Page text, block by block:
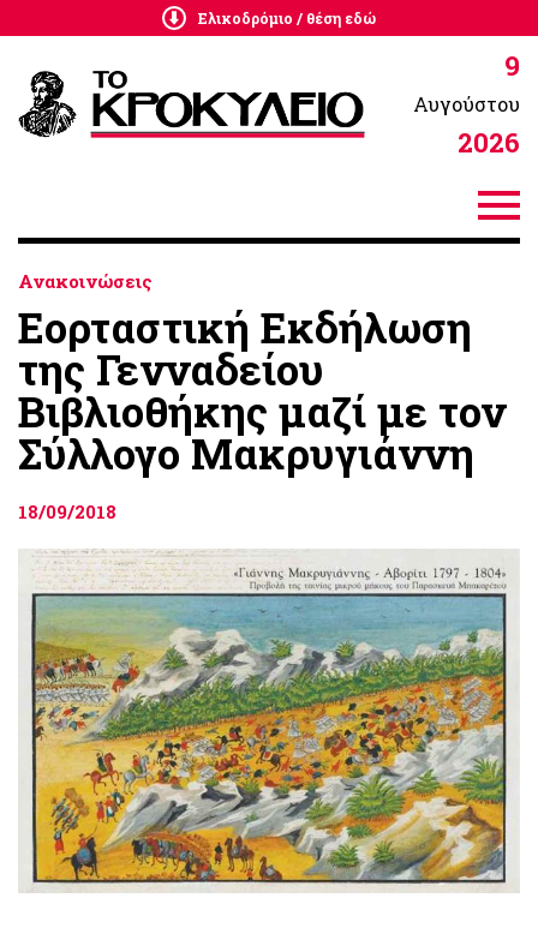
9
Αυγούστου
2026
Ελικοδρόμιο / θέση εδώ
Ανακοινώσεις
Εορταστική Εκδήλωση
της Γενναδείου
Βιβλιοθήκης μαζί με τον
Σύλλογο Μακρυγιάννη
18/09/2018